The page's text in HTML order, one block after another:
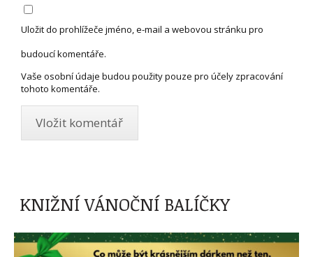
Uložit do prohlížeče jméno, e-mail a webovou stránku pro
budoucí komentáře.
Vaše osobní údaje budou použity pouze pro účely zpracování
tohoto komentáře.
KNIŽNÍ VÁNOČNÍ BALÍČKY